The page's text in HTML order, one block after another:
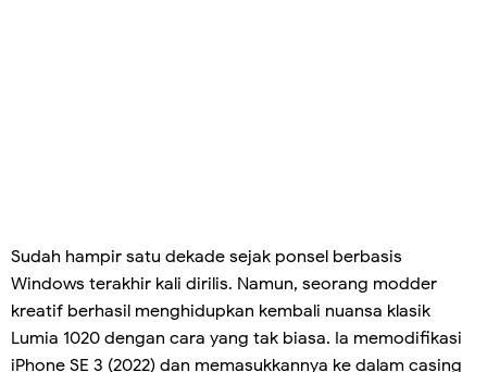
Sudah hampir satu dekade sejak ponsel berbasis
Windows terakhir kali dirilis. Namun, seorang modder
kreatif berhasil menghidupkan kembali nuansa klasik
Lumia 1020 dengan cara yang tak biasa. Ia memodifikasi
iPhone SE 3 (2022) dan memasukkannya ke dalam casing